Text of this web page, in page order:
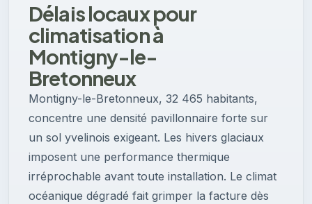
Délais locaux pour
climatisation à
Montigny-le-
Bretonneux
Montigny-le-Bretonneux, 32 465 habitants,
concentre une densité pavillonnaire forte sur
un sol yvelinois exigeant. Les hivers glaciaux
imposent une performance thermique
irréprochable avant toute installation. Le climat
océanique dégradé fait grimper la facture dès